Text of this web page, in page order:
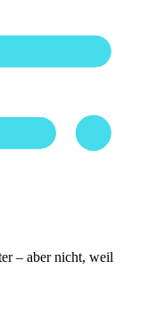
– aber nicht, weil